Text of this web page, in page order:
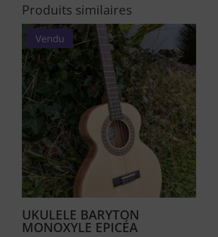
Produits similaires
Vendu
UKULELE BARYTON
MONOXYLE EPICÉA